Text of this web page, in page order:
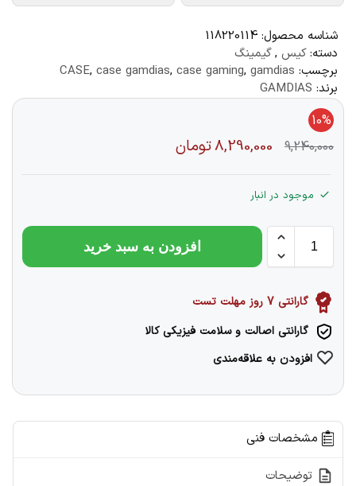
شناسه محصول: 118220114
دسته:کیس ,گیمینگ
برچسب:
CASE, case gamdias, case gaming, gamdias
برند: GAMDIAS
10%
9,240,000
8,290,000تومان
موجود در انبار
افزودن به سبد خرید
گارانتی 7 روز مهلت تست
گارانتی اصالت و سلامت فیزیکی کالا
افزودن به علاقه‌مندی
مشخصات فنی
توضیحات